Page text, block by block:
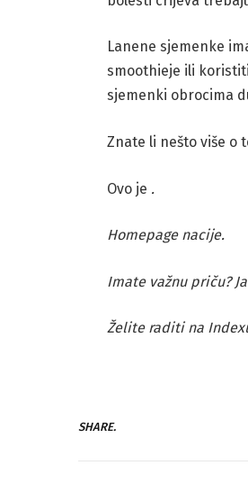
Lanene sjemenke
smoothieje ili
sjemenki obrocima
Znate li nešto više o
Ovo je .
Homepage nacije.
Imate važnu priču?
Želite raditi na
SHARE.